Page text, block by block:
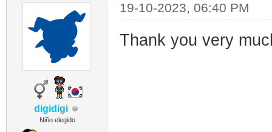
digidigi
Niño elegido
19-10-2023, 06:40 PM
Thank you very